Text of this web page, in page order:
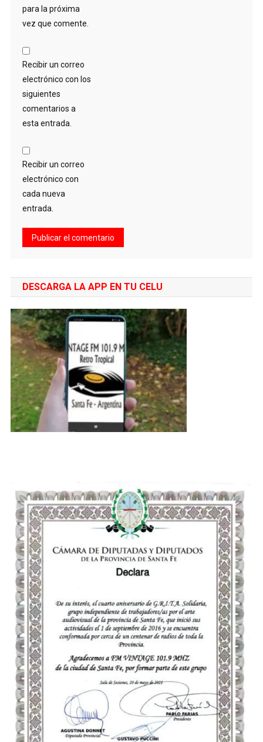
para la próxima
vez que comente.
Recibir un correo
electrónico con los
siguientes
comentarios a
esta entrada.
Recibir un correo
electrónico con
cada nueva
entrada.
DESCARGA LA APP EN TU CELU